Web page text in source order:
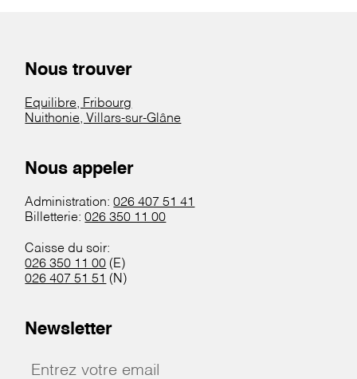
Nous trouver
Equilibre, Fribourg
Nuithonie, Villars-sur-Glâne
Nous appeler
Administration:026 407 51 41
Billetterie:026 350 11 00
Caisse du soir:
026 350 11 00 (E)
026 407 51 51 (N)
Newsletter